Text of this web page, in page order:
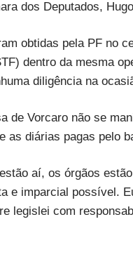
dos Deputados,
obtidas pela PF no
dentro da mesma
diligência na
de Vorcaro não se
as diárias pagas pelo
aí, os órgãos
e imparcial possível.
legislei com